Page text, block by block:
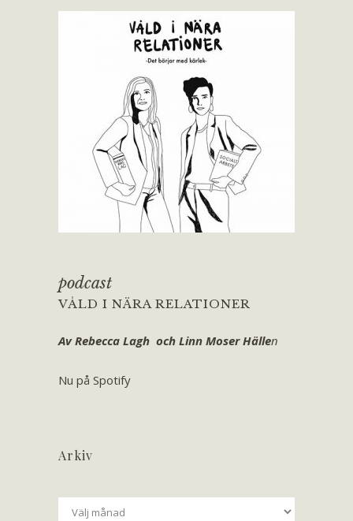
podcast
VÅLD I NÄRA RELATIONER
Av Rebecca Lagh och Linn Moser Hällen
Nu på Spotify
Arkiv
Arkiv